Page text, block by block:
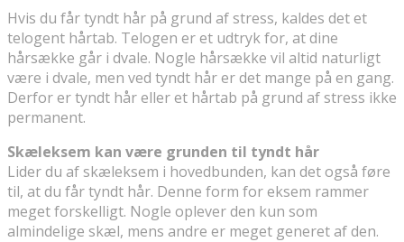
Hvis du får tyndt hår på grund af stress, kaldes det et
telogent hårtab. Telogen er et udtryk for, at dine
hårsække går i dvale. Nogle hårsække vil altid naturligt
være i dvale, men ved tyndt hår er det mange på en gang.
Derfor er tyndt hår eller et hårtab på grund af stress ikke
permanent.
Skæleksem kan være grunden til tyndt hår
Lider du af skæleksem i hovedbunden, kan det også føre
til, at du får tyndt hår. Denne form for eksem rammer
meget forskelligt. Nogle oplever den kun som
almindelige skæl, mens andre er meget generet af den.